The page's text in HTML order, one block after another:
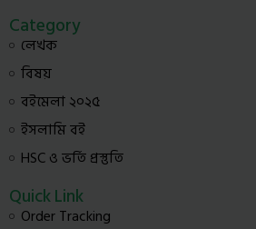
Category
লেখক
বিষয়
বইমেলা ২০২৫
ইসলামি বই
HSC ও ভর্তি প্রস্তুতি
Quick Link
Order Tracking